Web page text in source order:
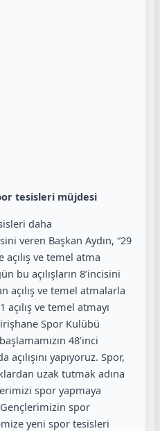
tesisleri müjdesi
daha
veren Başkan Aydın, “29
ve temel atma
bu açılışların 8’incisini
açılış ve temel atmalarla
ve temel atmayı
Spor Kulübü
48’inci
yapıyoruz. Spor,
uzak tutmak adına
spor yapmaya
spor
yeni spor tesisleri